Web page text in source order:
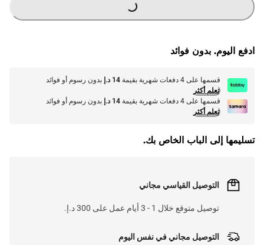
G
.
ادفع اليوم. بدون فوائد
قسمها على 4 دفعات شهرية بقيمة 14 د.إ
بدون رسوم أو فوائد
تعلم أكثر
قسمها على 4 دفعات شهرية بقيمة
14 د.إ
بدون رسوم أو فوائد
تعلم أكثر
تسليمها إلى الباب الخاص بك.
التوصيل القياسي مجاني
توصيل متوقع خلال 1 - 3 أيام عمل على 300 د.إ.
التوصيل مجاني في نفس اليوم